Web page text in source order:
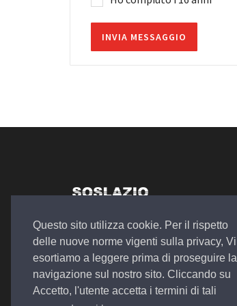
Questo sito utilizza cookie. Per il rispetto
delle nuove norme vigenti sulla privacy, Vi
esortiamo a leggere prima di proseguire la
navigazione sul nostro sito. Cliccando su
Accetto, l'utente accetta i termini di tali
Autosalone Plurimarche
Officina Meccanica
Noleggio a Lungo e Breve Termine